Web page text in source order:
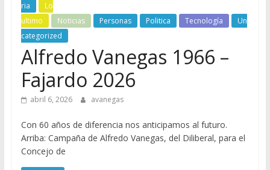
ria
Lo
ultimo
Noticias Personas Politica Tecnología
Un
categorized
Alfredo Vanegas 1966 –
Fajardo 2026
abril 6, 2026 avanegas
Con 60 años de diferencia nos anticipamos al futuro.
Arriba: Campaña de Alfredo Vanegas, del Diliberal, para el
Concejo de